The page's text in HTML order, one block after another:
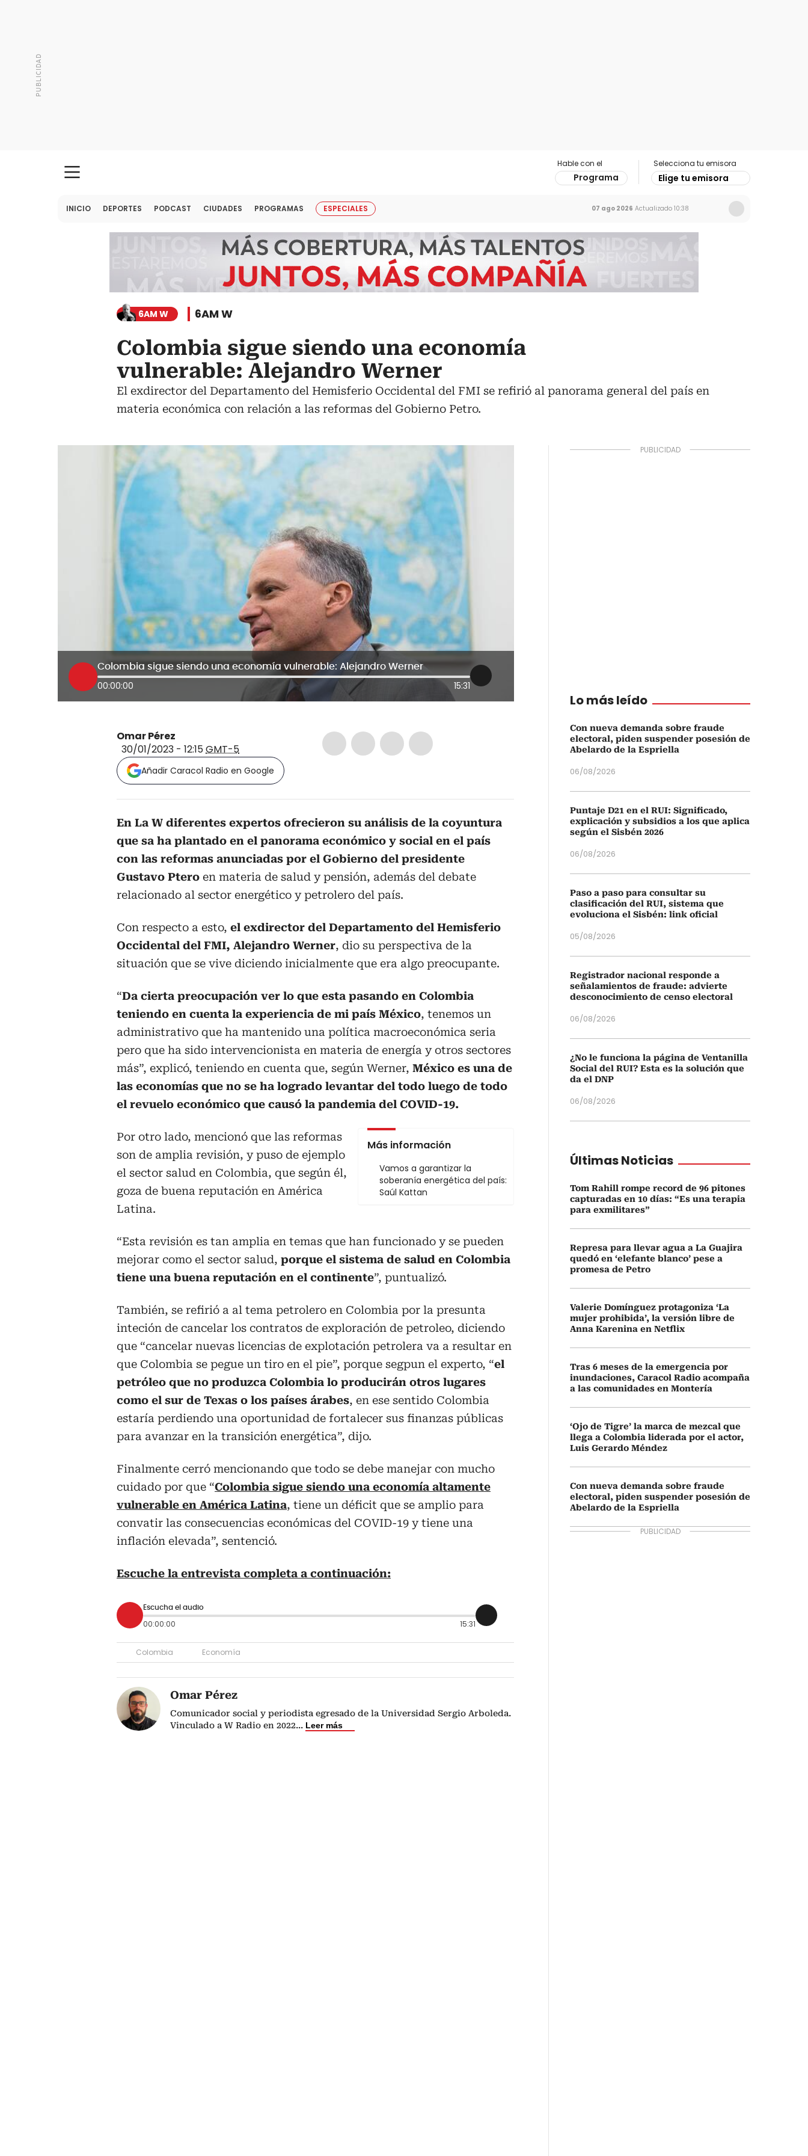
Hable con el
Programa
Selecciona tu emisora
Elige tu emisora
INICIO DEPORTES PODCAST CIUDADES PROGRAMAS ESPECIALES 07 ago 2026 Actualizado 10:38
6AM W 6AM W
Colombia sigue siendo una economía
vulnerable: Alejandro Werner
El exdirector del Departamento del Hemisferio Occidental del FMI se refirió al panorama general del país en
materia económica con relación a las reformas del Gobierno Petro.
Colombia sigue siendo una economía vulnerable: Alejandro Werner
00:00:00 15:31
Omar Pérez
30/01/2023 - 12:15GMT-5
Añadir Caracol Radio en Google
En La W diferentes expertos ofrecieron su análisis de la coyuntura
que sa ha plantado en el panorama económico y social en el país
con las reformas anunciadas por el Gobierno del presidente
Gustavo Ptero en materia de salud y pensión, además del debate
relacionado al sector energético y petrolero del país.
Con respecto a esto, el exdirector del Departamento del Hemisferio
Occidental del FMI, Alejandro Werner, dio su perspectiva de la
situación que se vive diciendo inicialmente que era algo preocupante.
“Da cierta preocupación ver lo que esta pasando en Colombia
teniendo en cuenta la experiencia de mi país México, tenemos un
administrativo que ha mantenido una política macroeconómica seria
pero que ha sido intervencionista en materia de energía y otros sectores
más”, explicó, teniendo en cuenta que, según Werner, México es una de
las economías que no se ha logrado levantar del todo luego de todo
el revuelo económico que causó la pandemia del COVID-19.
Más información
Vamos a garantizar la
soberanía energética del país:
Saúl Kattan
Por otro lado, mencionó que las reformas
son de amplia revisión, y puso de ejemplo
el sector salud en Colombia, que según él,
goza de buena reputación en América
Latina.
“Esta revisión es tan amplia en temas que han funcionado y se pueden
mejorar como el sector salud, porque el sistema de salud en Colombia
tiene una buena reputación en el continente”, puntualizó.
También, se refirió a al tema petrolero en Colombia por la presunta
inteción de cancelar los contratos de exploración de petroleo, diciendo
que “cancelar nuevas licencias de explotación petrolera va a resultar en
que Colombia se pegue un tiro en el pie”, porque segpun el experto, “el
petróleo que no produzca Colombia lo producirán otros lugares
como el sur de Texas o los países árabes, en ese sentido Colombia
estaría perdiendo una oportunidad de fortalecer sus finanzas públicas
para avanzar en la transición energética”, dijo.
Finalmente cerró mencionando que todo se debe manejar con mucho
cuidado por que “Colombia sigue siendo una economía altamente
vulnerable en América Latina, tiene un déficit que se amplio para
convatir las consecuencias económicas del COVID-19 y tiene una
inflación elevada”, sentenció.
Escuche la entrevista completa a continuación:
Escucha el audio
00:00:00 15:31
Colombia Economía
Omar Pérez
Comunicador social y periodista egresado de la Universidad Sergio Arboleda.
Vinculado a W Radio en 2022... Leer más
Lo más leído
Con nueva demanda sobre fraude
electoral, piden suspender posesión de
Abelardo de la Espriella
06/08/2026
Puntaje D21 en el RUI: Significado,
explicación y subsidios a los que aplica
según el Sisbén 2026
06/08/2026
Paso a paso para consultar su
clasificación del RUI, sistema que
evoluciona el Sisbén: link oficial
05/08/2026
Registrador nacional responde a
señalamientos de fraude: advierte
desconocimiento de censo electoral
06/08/2026
¿No le funciona la página de Ventanilla
Social del RUI? Esta es la solución que
da el DNP
06/08/2026
Últimas Noticias
Tom Rahill rompe record de 96 pitones
capturadas en 10 días: “Es una terapia
para exmilitares”
Represa para llevar agua a La Guajira
quedó en ‘elefante blanco’ pese a
promesa de Petro
Valerie Domínguez protagoniza ‘La
mujer prohibida’, la versión libre de
Anna Karenina en Netflix
Tras 6 meses de la emergencia por
inundaciones, Caracol Radio acompaña
a las comunidades en Montería
‘Ojo de Tigre’ la marca de mezcal que
llega a Colombia liderada por el actor,
Luis Gerardo Méndez
Con nueva demanda sobre fraude
electoral, piden suspender posesión de
Abelardo de la Espriella